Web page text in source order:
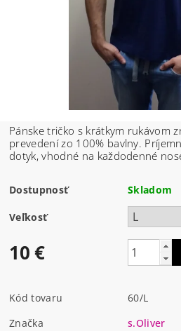
Pánske tričko s krátkym rukávom
prevedení zo 100% bavlny.
dotyk, vhodné na každodenné
Dostupnosť Skladom
Veľkosť
10 €
Kód tovaru
60/L
Značka
s.Oliver